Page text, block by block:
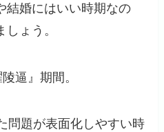
結婚にはいい時期なの
ょう。
逼』期間。
問題が表面化しやすい時